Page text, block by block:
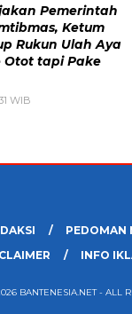
Pemerintah
Ketum
Rukun Ulah Aya
Otot tapi Pake
WIB
PEDOMAN
INFO
BANTENESIA.NET - ALL